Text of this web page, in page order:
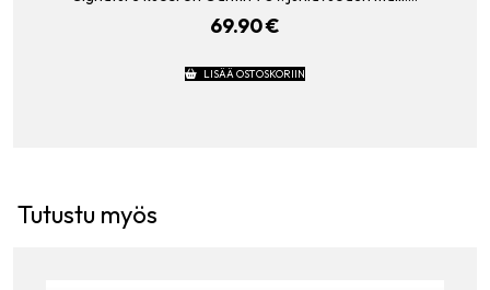
69.90€
LISÄÄ OSTOSKORIIN
Tutustu myös